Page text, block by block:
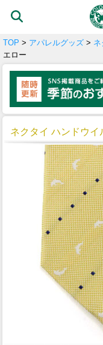
TOP > アパレルグッズ > ネ
エロー
ネクタイ ハンドウ